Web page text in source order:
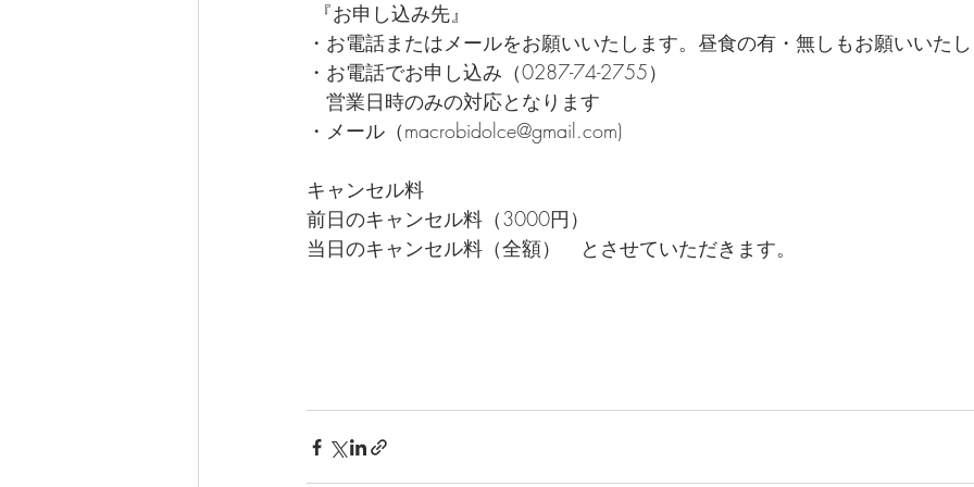
『お申し込み先』
・お電話またはメールをお願いいたします。昼食の有・無しもお願いいた
・お電話でお申し込み（0287-74-2755）
営業日時のみの対応となります
・メール（macrobidolce@gmail.com)
キャンセル料
前日のキャンセル料（3000円）
当日のキャンセル料（全額）　とさせていただきます。